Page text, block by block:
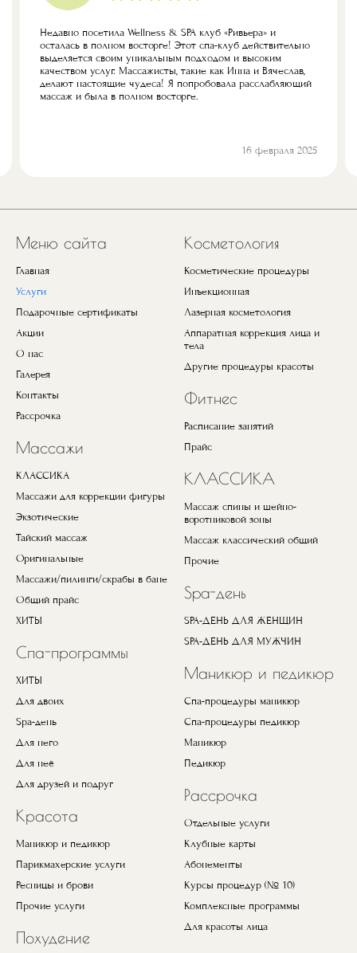
Недавно посетила Wellness & SPA клуб «Ривьера» и
осталась в полном восторге! Этот спа-клуб действительно
выделяется своим уникальным подходом и высоким
качеством услуг. Массажисты, такие как Инна и Вячеслав,
делают настоящие чудеса! Я попробовала расслабляющий
массаж и была в полном восторге.
16 февраля 2025
Меню сайта
Главная
Услуги
Подарочные сертификаты
Акции
О нас
Галерея
Контакты
Рассрочка
Массажи
КЛАССИКА
Массажи для коррекции фигуры
Экзотические
Тайский массаж
Оригинальные
Массажи/пилинги/скрабы в бане
Общий прайс
ХИТЫ
Спа-программы
ХИТЫ
Для двоих
Spa-день
Для него
Для неё
Для друзей и подруг
Красота
Маникюр и педикюр
Парикмахерские услуги
Ресницы и брови
Прочие услуги
Похудение
Косметология
Косметические процедуры
Инъекционная
Лазерная косметология
Аппаратная коррекция лица и
тела
Другие процедуры красоты
Фитнес
Расписание занятий
Прайс
КЛАССИКА
Массаж спины и шейно-
воротниковой зоны
Массаж классический общий
Прочие
Spa-день
SPA-ДЕНЬ ДЛЯ ЖЕНЩИН
SPA-ДЕНЬ ДЛЯ МУЖЧИН
Маникюр и педикюр
Спа-процедуры маникюр
Спа-процедуры педикюр
Маникюр
Педикюр
Рассрочка
Отдельные услуги
Клубные карты
Абонементы
Курсы процедур (№ 10)
Комплексные программы
Для красоты лица